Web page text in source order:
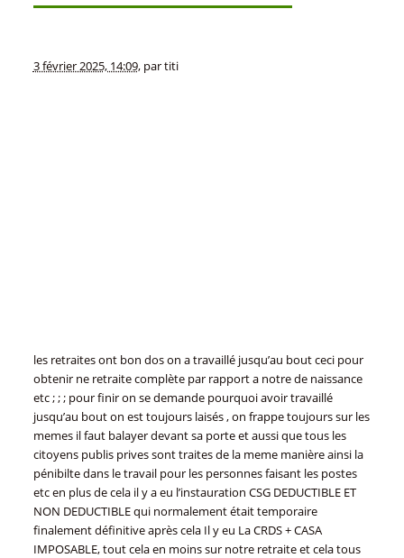
3 février 2025, 14:09, partiti
les retraites ont bon dos on a travaillé jusqu’au bout ceci pour
obtenir ne retraite complète par rapport a notre de naissance
etc ; ; ; pour finir on se demande pourquoi avoir travaillé
jusqu’au bout on est toujours laisés , on frappe toujours sur les
memes il faut balayer devant sa porte et aussi que tous les
citoyens publis prives sont traites de la meme manière ainsi la
pénibilte dans le travail pour les personnes faisant les postes
etc en plus de cela il y a eu l’instauration CSG DEDUCTIBLE ET
NON DEDUCTIBLE qui normalement était temporaire
finalement définitive après cela Il y eu La CRDS + CASA
IMPOSABLE, tout cela en moins sur notre retraite et cela tous